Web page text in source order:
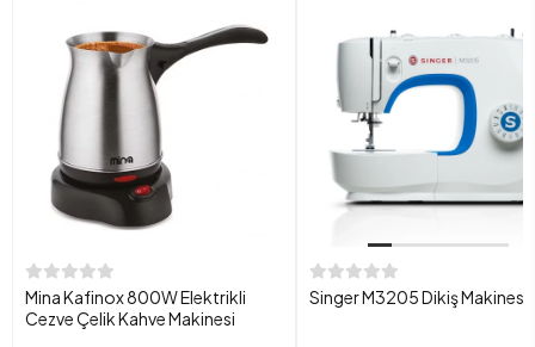
Mina Kafinox 800W Elektrikli
Cezve Çelik Kahve Makinesi
Singer M3205 Dikiş Makinesi